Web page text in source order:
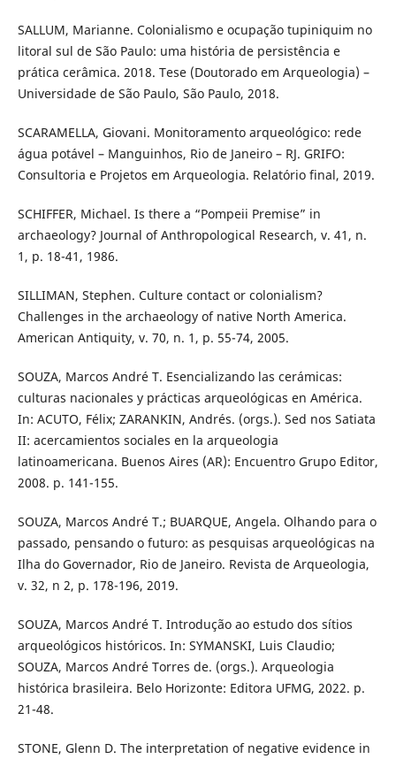
SALLUM, Marianne. Colonialismo e ocupação tupiniquim no
litoral sul de São Paulo: uma história de persistência e
prática cerâmica. 2018. Tese (Doutorado em Arqueologia) –
Universidade de São Paulo, São Paulo, 2018.
SCARAMELLA, Giovani. Monitoramento arqueológico: rede
água potável – Manguinhos, Rio de Janeiro – RJ. GRIFO:
Consultoria e Projetos em Arqueologia. Relatório final, 2019.
SCHIFFER, Michael. Is there a “Pompeii Premise” in
archaeology? Journal of Anthropological Research, v. 41, n.
1, p. 18-41, 1986.
SILLIMAN, Stephen. Culture contact or colonialism?
Challenges in the archaeology of native North America.
American Antiquity, v. 70, n. 1, p. 55-74, 2005.
SOUZA, Marcos André T. Esencializando las cerámicas:
culturas nacionales y prácticas arqueológicas en América.
In: ACUTO, Félix; ZARANKIN, Andrés. (orgs.). Sed nos Satiata
II: acercamientos sociales en la arqueologia
latinoamericana. Buenos Aires (AR): Encuentro Grupo Editor,
2008. p. 141-155.
SOUZA, Marcos André T.; BUARQUE, Angela. Olhando para o
passado, pensando o futuro: as pesquisas arqueológicas na
Ilha do Governador, Rio de Janeiro. Revista de Arqueologia,
v. 32, n 2, p. 178-196, 2019.
SOUZA, Marcos André T. Introdução ao estudo dos sítios
arqueológicos históricos. In: SYMANSKI, Luis Claudio;
SOUZA, Marcos André Torres de. (orgs.). Arqueologia
histórica brasileira. Belo Horizonte: Editora UFMG, 2022. p.
21-48.
STONE, Glenn D. The interpretation of negative evidence in